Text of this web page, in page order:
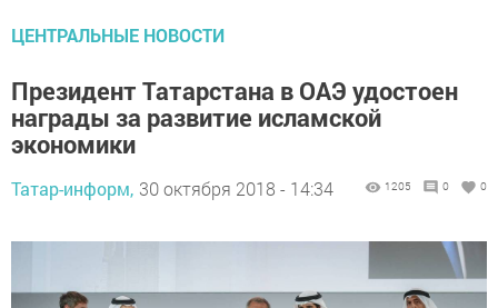
ЦЕНТРАЛЬНЫЕ НОВОСТИ
Президент Татарстана в ОАЭ удостоен
награды за развитие исламской
экономики
Татар-информ, 30 октября 2018 - 14:34 1205 0 0